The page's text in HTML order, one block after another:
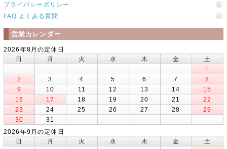
プライバシーポリシー
FAQ よくある質問
営業カレンダー
2026年8月の定休日
日
月 火 水 木 金
土
1
2
3 4 5 6 7
8
9
10 11 12 13 14
15
16
17 18 19 20 21
22
23
24 25 26 27 28
29
30
31
2026年9月の定休日
日
月 火 水 木 金
土